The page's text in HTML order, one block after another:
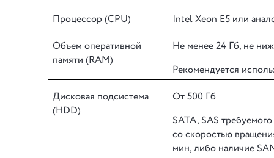
Процессор (CPU)
Intel Xeon E5 или
Объем оперативной
памяти (RAM)
Не менее 24 Гб, не
Рекомендуется
Дисковая подсистема
(HDD)
От 500 Гб
SATA, SAS
со скоростью
мин, либо наличие